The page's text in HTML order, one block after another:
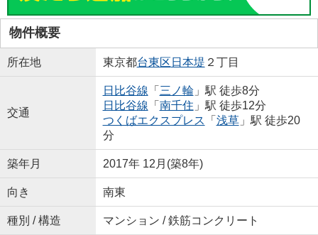
物件概要
所在地 東京都台東区 日本堤 ２丁目
交通
日比谷線 「 三ノ輪」駅 徒歩8分
日比谷線 「 南千住 」駅 徒歩12分
つくばエクスプレス 「 浅草」駅 徒歩20
分
築年月 2017年 12月(築8年)
向き 南東
種別 / 構造 マンション / 鉄筋コンクリート